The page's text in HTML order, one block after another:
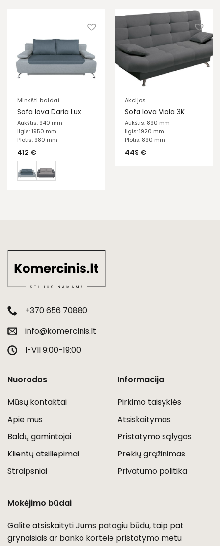
Minkšti baldai
Sofa lova Daria Lux
Aukštis: 940 mm
Ilgis: 1950 mm
Plotis: 980 mm
412 €
Akcijos
Sofa lova Viola 3K
Aukštis: 890 mm
Ilgis: 1920 mm
Plotis: 890 mm
449 €
+370 656 70880
info@komercinis.lt
I-VII 9:00-19:00
Nuorodos
Mūsų kontaktai
Apie mus
Baldų gamintojai
Klientų atsiliepimai
Straipsniai
Informacija
Pirkimo taisyklės
Atsiskaitymas
Pristatymo sąlygos
Prekių grąžinimas
Privatumo politika
Mokėjimo būdai
Galite atsiskaityti Jums patogiu būdu, taip pat
grynaisiais ar banko kortele pristatymo metu